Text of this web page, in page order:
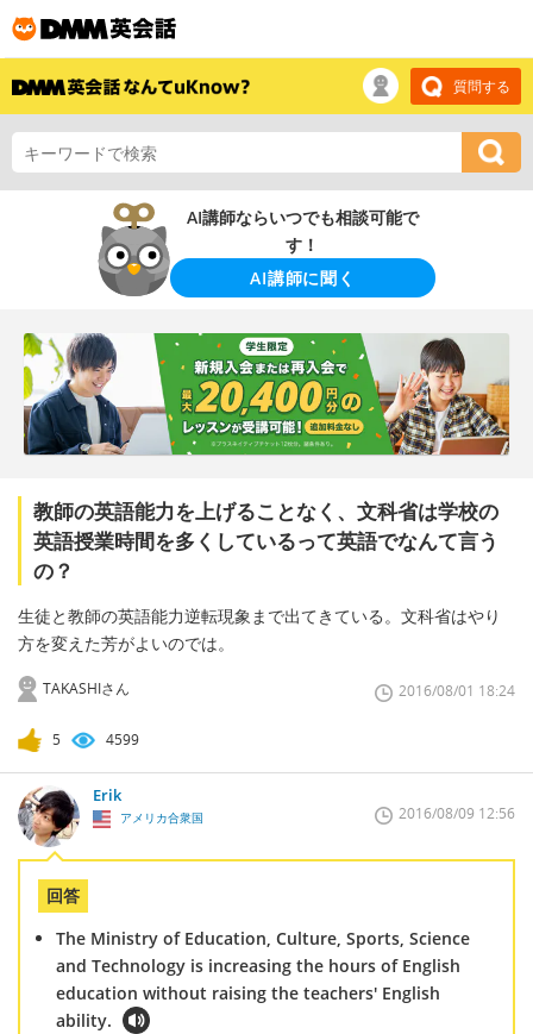
質問する
AI講師ならいつでも相談可能で
す！
AI講師に聞く
教師の英語能力を上げることなく、文科省は学校の
英語授業時間を多くしているって英語でなんて言う
の？
生徒と教師の英語能力逆転現象まで出てきている。文科省はやり
方を変えた芳がよいのでは。
TAKASHIさん 2016/08/01 18:24
5 4599
Erik
アメリカ合衆国 2016/08/09 12:56
回答
The Ministry of Education, Culture, Sports, Science
and Technology is increasing the hours of English
education without raising the teachers' English
ability.